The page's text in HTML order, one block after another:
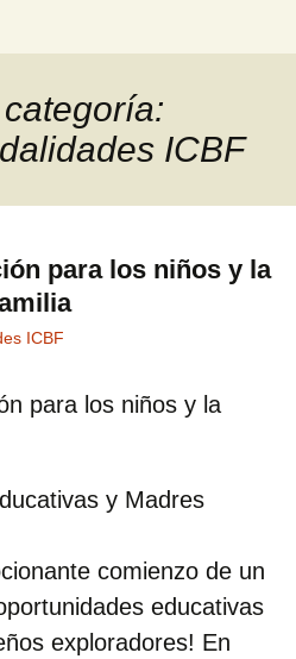
en la Primera
ICBF
para los niños y la
ICBF
y Madres
comienzo de un
educativas
exploradores! En